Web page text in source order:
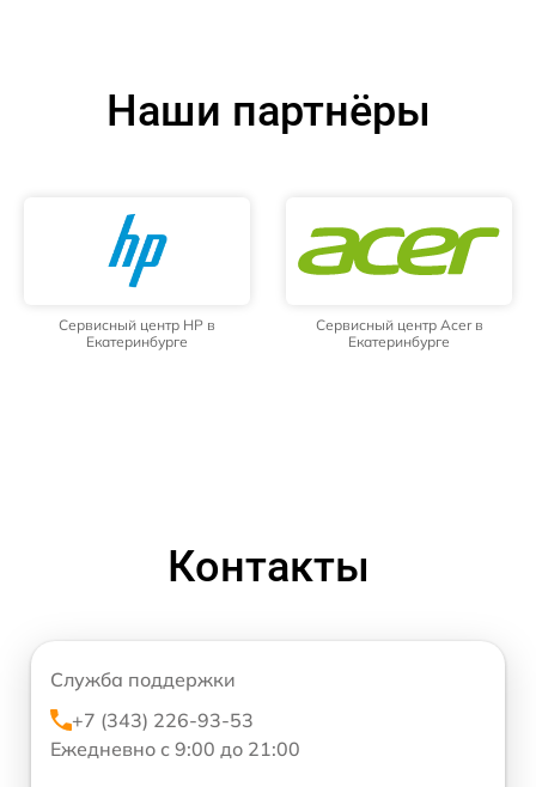
Наши партнёры
Сервисный центр HP в
Екатеринбурге
Сервисный центр Acer в
Екатеринбурге
Контакты
Служба поддержки
+7 (343) 226-93-53
Ежедневно с 9:00 до 21:00